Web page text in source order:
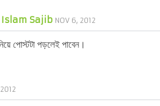
Sajib NOV 6, 2012
পোস্টটা পড়লেই পাবেন।